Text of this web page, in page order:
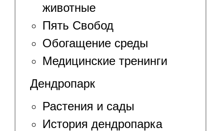
животные
Пять Свобод
Обогащение среды
Медицинские тренинги
Дендропарк
Растения и сады
История дендропарка